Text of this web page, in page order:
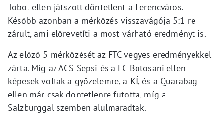
Tobol ellen játszott döntetlent a Ferencváros.
Később azonban a mérkőzés visszavágója 5:1-re
zárult, ami előrevetíti a most várható eredményt is.
Az előző 5 mérkőzését az FTC vegyes eredményekkel
zárta. Míg az ACS Sepsi és a FC Botosani ellen
képesek voltak a győzelemre, a KÍ, és a Quarabag
ellen már csak döntetlenre futotta, míg a
Salzburggal szemben alulmaradtak.